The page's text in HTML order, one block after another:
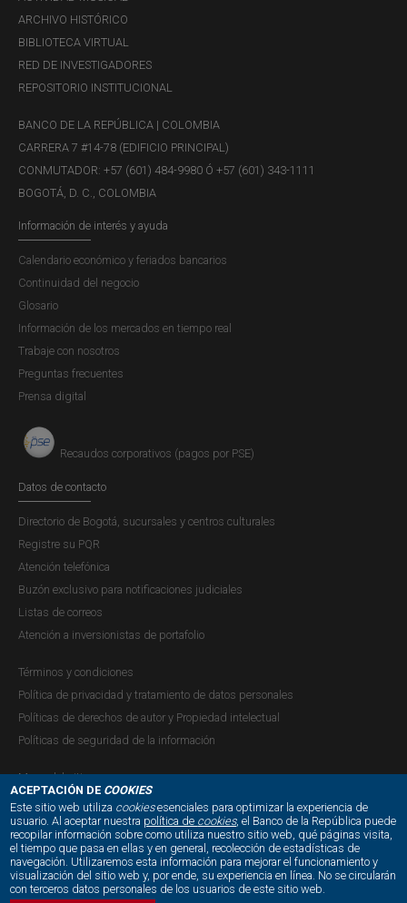
ACEPTACIÓN DE COOKIES
Este sitio web utiliza cookiesesenciales para optimizar la experiencia de
usuario. Al aceptar nuestra política de cookies, el Banco de la República puede
recopilar información sobre como utiliza nuestro sitio web, qué páginas visita,
el tiempo que pasa en ellas y en general, recolección de estadísticas de
navegación. Utilizaremos esta información para mejorar el funcionamiento y
visualización del sitio web y, por ende, su experiencia en línea. No se circularán
con terceros datos personales de los usuarios de este sitio web.
ARCHIVO HISTÓRICO
BIBLIOTECA VIRTUAL
RED DE INVESTIGADORES
REPOSITORIO INSTITUCIONAL
BANCO DE LA REPÚBLICA | COLOMBIA
CARRERA 7 #14-78 (EDIFICIO PRINCIPAL)
CONMUTADOR: +57 (601) 484-9980 Ó +57 (601) 343-1111
BOGOTÁ, D. C., COLOMBIA
Información de interés y ayuda
Calendario económico y feriados bancarios
Continuidad del negocio
Glosario
Información de los mercados en tiempo real
Trabaje con nosotros
Preguntas frecuentes
Prensa digital
Recaudos corporativos (pagos por PSE)
Datos de contacto
Directorio de Bogotá, sucursales y centros culturales
Registre su PQR
Atención telefónica
Buzón exclusivo para notificaciones judiciales
Listas de correos
Atención a inversionistas de portafolio
Términos y condiciones
Política de privacidad y tratamiento de datos personales
Políticas de derechos de autor y Propiedad intelectual
Políticas de seguridad de la información
Mapa del sitio
NUESTRAS REDES SOCIALES: